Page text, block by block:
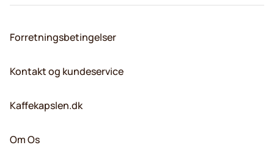
Forretningsbetingelser
Kontakt og kundeservice
Kaffekapslen.dk
Om Os